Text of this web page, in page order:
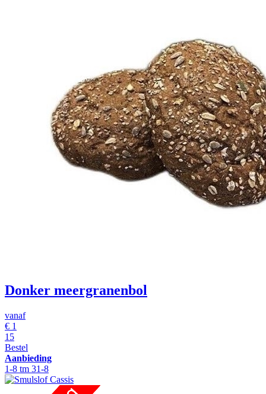
Donker meergranenbol
vanaf
€ 1
15
Bestel
Aanbieding
1-8 tm 31-8